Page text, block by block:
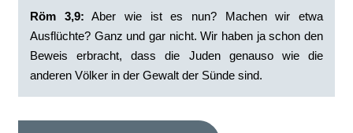
‭Röm 3,9: Aber wie ist es nun? Machen wir etwa
Ausflüchte? Ganz und gar nicht. Wir haben ja schon den
Beweis erbracht, dass die Juden genauso wie die
anderen Völker in der Gewalt der Sünde sind.‭